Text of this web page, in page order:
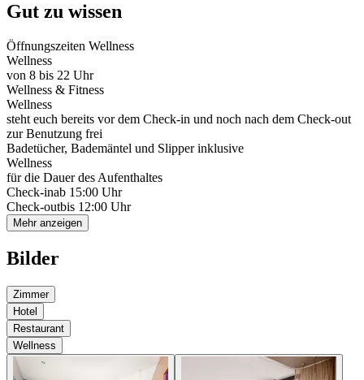
Gut zu wissen
Öffnungszeiten Wellness
Wellness
von 8 bis 22 Uhr
Wellness & Fitness
Wellness
steht euch bereits vor dem Check-in und noch nach dem Check-out
zur Benutzung frei
Badetücher, Bademäntel und Slipper inklusive
Wellness
für die Dauer des Aufenthaltes
Check-inab 15:00 Uhr
Check-outbis 12:00 Uhr
Mehr anzeigen
Bilder
Zimmer
Hotel
Restaurant
Wellness